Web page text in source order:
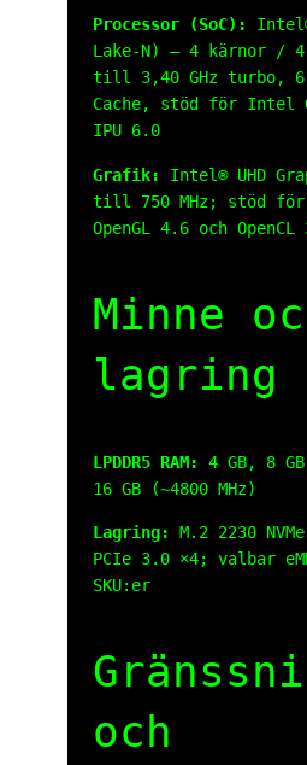
Processor (SoC):
Lake-N) – 4 kärnor /
till 3,40 GHz turbo, 6
Cache, stöd för Intel
IPU 6.0
Grafik:
Intel® UHD
till 750 MHz; stöd för
OpenGL 4.6 och OpenCL
Minne
lagring
LPDDR5 RAM:
4 GB, 8
16 GB (~4800 MHz)
Lagring:
M.2 2230
PCIe 3.0 ×4; valbar
SKU:er
och